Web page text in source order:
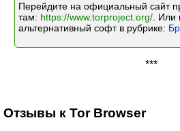
Перейдите на официальный сайт
там: https://www.torproject.org/. Или
альтернативный софт в рубрике:
***
Отзывы к Tor Browser